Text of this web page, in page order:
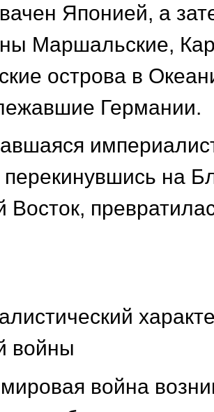
Японией, а
Маршальские,
острова в
Германии.
перекинувшись на
Восток,
войны
война